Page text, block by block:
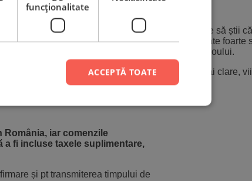
originală direct din telefon sau PC. Trebuie să știi că
filtre(Snapchat, Instagram, etc.) pot fi la o calitate foarte
ales dacă optezi pentru o dimensiune mare a tabloului.
aleasă înainte de încărcare. Alege poze cât mai clare,
imaginile slab calitative!
România, iar comenzile
a fi incluse taxele suplimentare,
și pt transmiterea timpului de
funcţionalitate
ACCEPTĂ TOATE